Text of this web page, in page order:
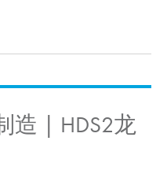
造 | HDS2龙